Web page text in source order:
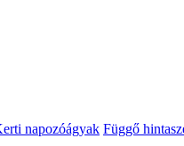
napozóágyak Függő